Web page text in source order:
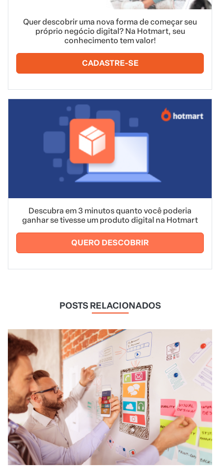
Quer descobrir uma nova forma de começar seu
próprio negócio digital? Na Hotmart, seu
conhecimento tem valor!
CADASTRE-SE
Descubra em 3 minutos quanto você poderia
ganhar se tivesse um produto digital na Hotmart
QUERO DESCOBRIR
POSTS RELACIONADOS